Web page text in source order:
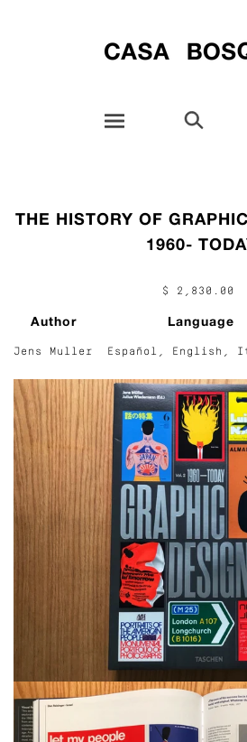
THE HISTORY OF
1960-
$ 2,830.00
Author
Jens Muller
Language
Español, English,